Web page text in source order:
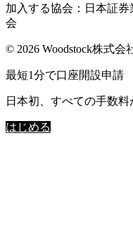
加入する協会：日本証
会
© 2026 Woodstock株式会
最短1分で口座開設申請
日本初、すべての手数料
はじめる